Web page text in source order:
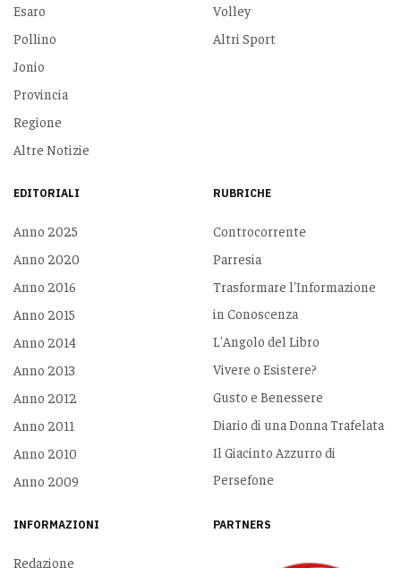
Esaro
Pollino
Jonio
Provincia
Regione
Altre Notizie
Volley
Altri Sport
EDITORIALI
Anno 2025
Anno 2020
Anno 2016
Anno 2015
Anno 2014
Anno 2013
Anno 2012
Anno 2011
Anno 2010
Anno 2009
RUBRICHE
Controcorrente
Parresia
Trasformare l'Informazione
in Conoscenza
L'Angolo del Libro
Vivere o Esistere?
Gusto e Benessere
Diario di una Donna Trafelata
Il Giacinto Azzurro di
Persefone
INFORMAZIONI
Redazione
PARTNERS